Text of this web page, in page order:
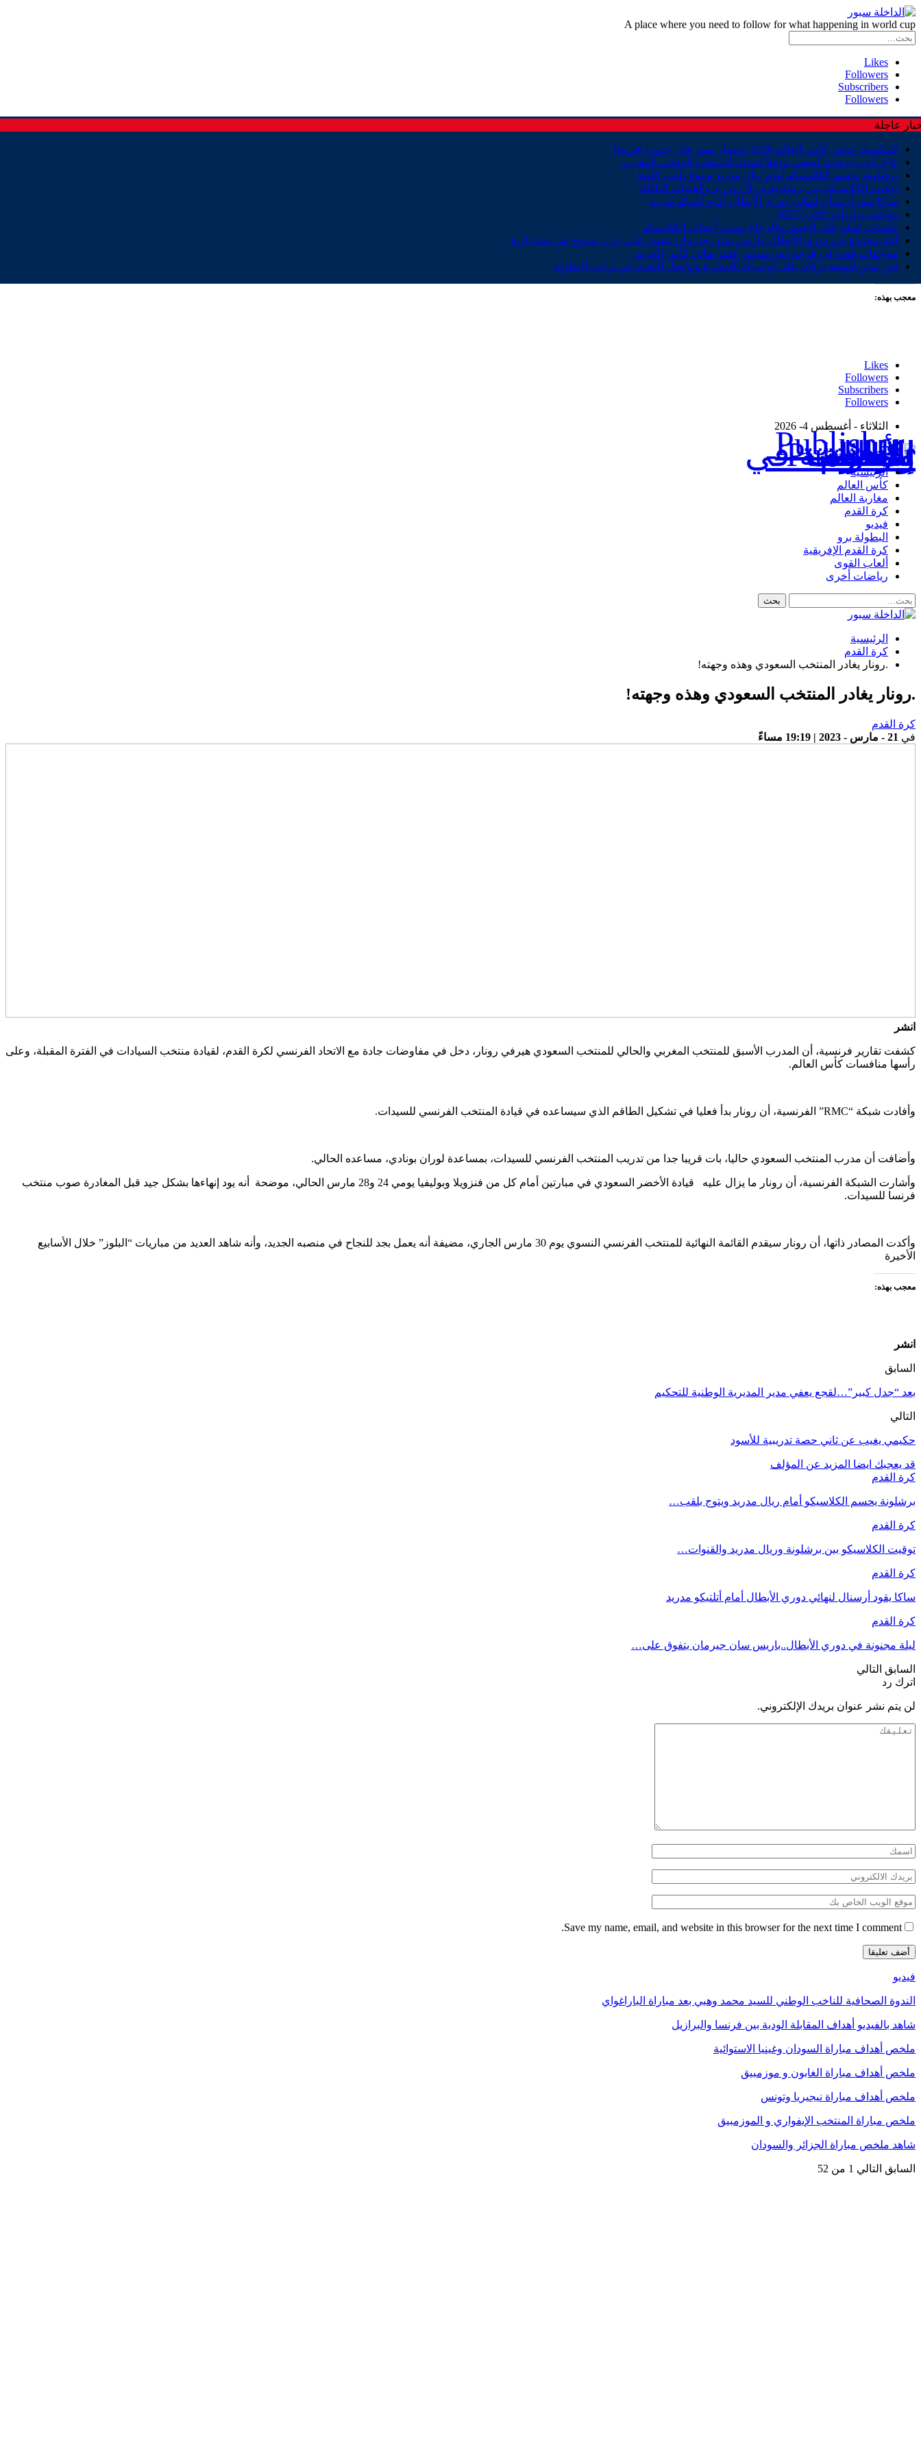
A place where you need to follow for what happening in world cup
Likes
Followers
Subscribers
Followers
عاجلة
المكسيك تدشن كأس العالم 2026 بانتصار مهم على جنوب إفريقيا
بلاغ..أيوب بوعدي أضحى مؤهلا لتمثيل المنتخب الوطني المغربي
برشلونة يحسم الكلاسيكو أمام ريال مدريد ويتوج بلقب الليغا.
توقيت الكلاسيكو بين برشلونة وريال مدريد والقنوات الناقلة
ساكا يقود أرسنال لنهائي دوري الأبطال أمام أتلتيكو مدريد
مواعيد مباريات “كان” 2027
عقوبات ثقيلة على الجيش والرجاء بسبب أحداث الكلاسيكو
ليلة مجنونة في دوري الأبطال..باريس سان جيرمان يتفوق على بايرن ميونخ في قمة نارية
مواجهات قوية في قرعة دور سدس عشر نهائي كأس العرش
فوز ثمين لنهضة بركان على أولمبيك الدشيرة وتواصل التقدم في ترتيب البطولة
معجب بهذه:
Likes
Followers
Subscribers
Followers
الثلاثاء - أغسطس 4- 2026
Publisher - تغطية إخبارية لكافة الأحداث الرياضية في المغرب والعالم.
الرئيسية
كأس العالم
مغاربة العالم
كرة القدم
فيديو
البطولة برو
كرة القدم الإفريقية
ألعاب القوى
رياضات أخرى
الرئيسية
كرة القدم
.رونار يغادر المنتخب السعودي وهذه وجهته!
.رونار يغادر المنتخب السعودي وهذه وجهته!
كرة القدم
في 21 - مارس - 2023 | 19:19 مساءً
انشر
كشفت تقارير فرنسية، أن المدرب الأسبق للمنتخب المغربي والحالي للمنتخب السعودي هيرفي رونار، دخل في مفاوضات جادة مع الاتحاد الفرنسي لكرة القدم، لقيادة منتخب السيادات في الفترة المقبلة، وعلى
رأسها منافسات كأس العالم.
وأفادت شبكة “RMC” الفرنسية، أن رونار بدأ فعليا في تشكيل الطاقم الذي سيساعده في قيادة المنتخب الفرنسي للسيدات.
وأضافت أن مدرب المنتخب السعودي حاليا، بات قريبا جدا من تدريب المنتخب الفرنسي للسيدات، بمساعدة لوران بونادي، مساعده الحالي.
وأشارت الشبكة الفرنسية، أن رونار ما يزال عليه قيادة الأخضر السعودي في مبارتين أمام كل من فنزويلا وبوليفيا يومي 24 و28 مارس الحالي، موضحة أنه يود إنهاءها بشكل جيد قبل المغادرة صوب منتخب
فرنسا للسيدات.
وأكدت المصادر ذاتها، أن رونار سيقدم القائمة النهائية للمنتخب الفرنسي النسوي يوم 30 مارس الجاري، مضيفة أنه يعمل بجد للنجاح في منصبه الجديد، وأنه شاهد العديد من مباريات “البلوز” خلال الأسابيع
الأخيرة
معجب بهذه:
انشر
السابق
بعد “جدل كبير”…لقجع يعفي مدير المديرية الوطنية للتحكيم
التالي
حكيمي يغيب عن ثاني حصة تدريبية للأسود
قد يعجبك ايضا المزيد عن المؤلف
كرة القدم
برشلونة يحسم الكلاسيكو أمام ريال مدريد ويتوج بلقب…
كرة القدم
توقيت الكلاسيكو بين برشلونة وريال مدريد والقنوات…
كرة القدم
ساكا يقود أرسنال لنهائي دوري الأبطال أمام أتلتيكو مدريد
كرة القدم
ليلة مجنونة في دوري الأبطال..باريس سان جيرمان يتفوق على…
السابق التالي
اترك رد
لن يتم نشر عنوان بريدك الإلكتروني.
Save my name, email, and website in this browser for the next time I comment.
فيديو
الندوة الصحافية للناخب الوطني للسيد محمد وهبي بعد مباراة الباراغواي
شاهد بالفيديو أهداف المقابلة الودية بين فرنسا والبرازيل
ملخص أهداف مباراة السودان وغينيا الاستوائية
ملخص أهداف مباراة الغابون و موزمبيق
ملخص أهداف مباراة نيجيريا وتونس
ملخص مباراة المنتخب الإيفواري و الموزمبيق
شاهد ملخص مباراة الجزائر والسودان
السابق التالي 1 من 52